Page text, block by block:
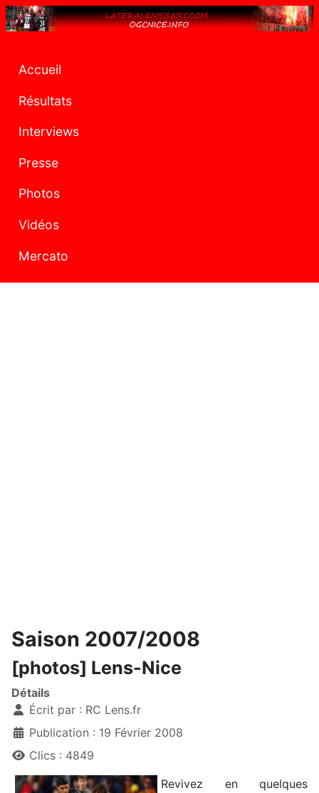
Accueil
Résultats
Interviews
Presse
Photos
Vidéos
Mercato
Saison 2007/2008
[photos] Lens-Nice
Détails
Écrit par : RC Lens.fr
Publication : 19 Février 2008
Clics : 4849
Revivez en quelques